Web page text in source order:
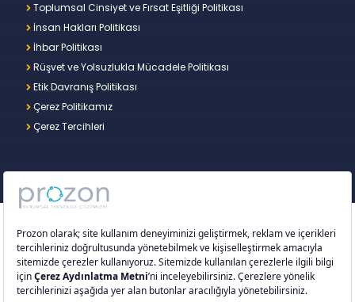
Toplumsal Cinsiyet ve Fırsat Eşitliği Politikası
İnsan Hakları Politikası
İhbar Politikası
Rüşvet ve Yolsuzlukla Mücadele Politikası
Etik Davranış Politikası
Çerez Politikamız
Çerez Tercihleri
Copyright © 2026 – Prozon. Prozon markası ve
Prozon Kurumsal Teknoloji Çözümleri Anonim
Şirketi,Proventus Danışmanlık Limited Şirketi’nin
tescilli markası ve teknoloji şirketidir.